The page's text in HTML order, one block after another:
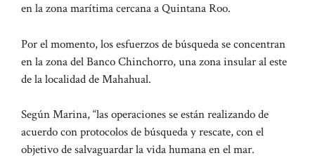
en la zona marítima cercana a Quintana Roo.
Por el momento, los esfuerzos de búsqueda se concentran
en la zona del Banco Chinchorro, una zona insular al este
de la localidad de Mahahual.
Según Marina, “las operaciones se están realizando de
acuerdo con protocolos de búsqueda y rescate, con el
objetivo de salvaguardar la vida humana en el mar.